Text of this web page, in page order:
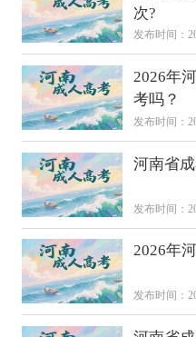
次?
发布时间：
2026年
考吗？
发布时间：
河南省
发布时间：
2026年
发布时间：